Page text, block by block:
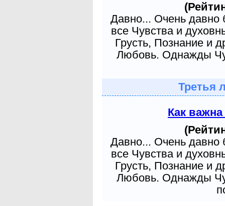
Давно... Очень давно
все Чувства и
Грусть, Познание и
Любовь. Однажды
Третья
Как
Давно... Очень давно
все Чувства и
Грусть, Познание и
Любовь. Однажды